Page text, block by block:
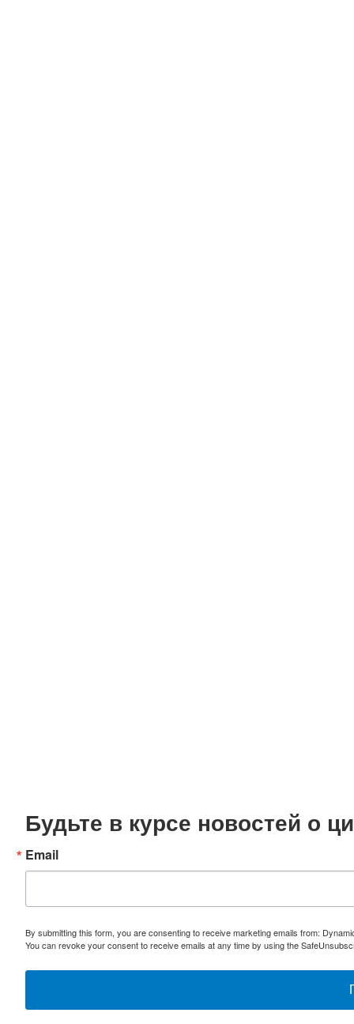
Будьте в курсе новостей о
Email
By submitting this form, you are consenting to receive marketing emails from:
You can revoke your consent to receive emails at any time by using the